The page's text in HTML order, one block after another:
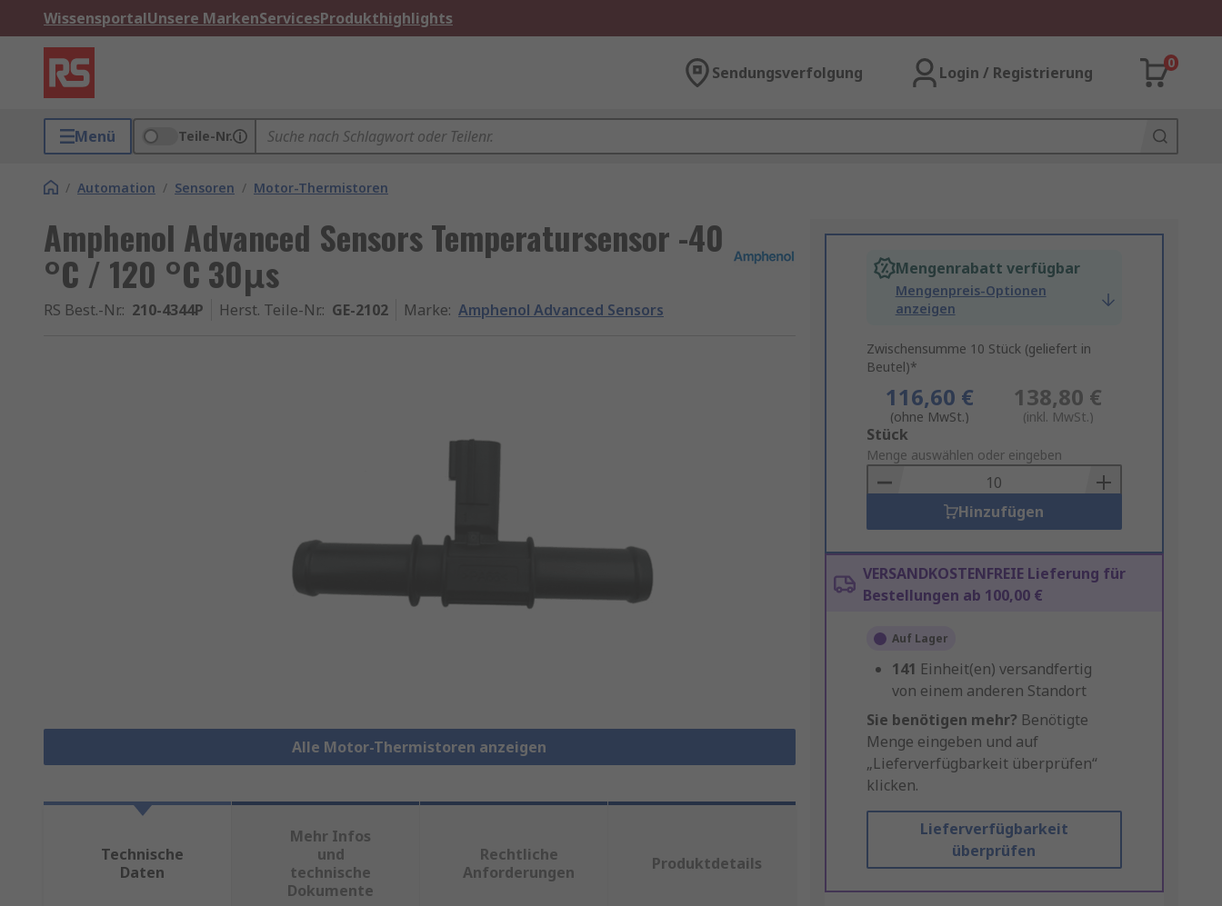
WissensportalUnsere MarkenServicesProdukthighlights
Sendungsverfolgung Login / Registrierung
0
Menü Teile-Nr.
/ Automation / Sensoren / Motor-Thermistoren
Amphenol Advanced Sensors Temperatursensor -40
°C / 120 °C 30μs
RS Best.-Nr.: 210-4344P Herst. Teile-Nr.: GE-2102 Marke: Amphenol Advanced Sensors
Alle Motor-Thermistoren anzeigen
Mengenrabatt verfügbar
Mengenpreis-Optionen
anzeigen
Zwischensumme 10 Stück (geliefert in
Beutel)*
116,60 €
(ohne MwSt.)
138,80 €
(inkl. MwSt.)
Add
to
Basket
Stück
Menge auswählen oder eingeben
Hinzufügen
VERSANDKOSTENFREIE Lieferung für
Bestellungen ab 100,00 €
Auf Lager
141 Einheit(en) versandfertig
von einem anderen Standort
Sie benötigen mehr? Benötigte
Menge eingeben und auf
„Lieferverfügbarkeit überprüfen“
klicken.
Lieferverfügbarkeit
überprüfen
Technische
Daten
Mehr Infos
und
technische
Dokumente
Rechtliche
Anforderungen
Produktdetails